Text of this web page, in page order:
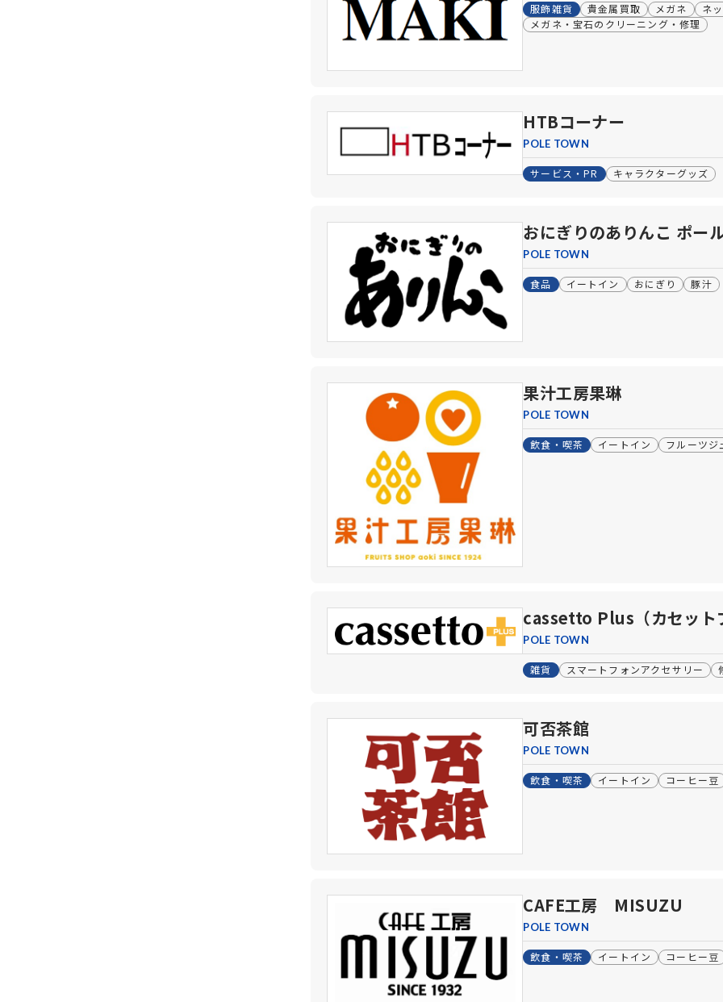
服飾雑貨 貴金属買取 メガネ ネ
メガネ・宝石のクリーニング・修理
HTBコーナー
POLE TOWN
サービス・PR キャラクターグッズ
おにぎりのありんこ ポー
POLE TOWN
食品 イートイン おにぎり 豚汁
果汁工房果琳
POLE TOWN
飲食・喫茶 イートイン フルーツジ
cassetto Plus（カセット
POLE TOWN
雑貨 スマートフォンアクセサリー
可否茶館
POLE TOWN
飲食・喫茶 イートイン コーヒー豆
CAFE工房 MISUZU
POLE TOWN
飲食・喫茶 イートイン コーヒー豆